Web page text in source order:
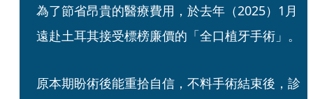
為了節省昂貴的醫療費用，於去年（2025）1月
遠赴土耳其接受標榜廉價的「全口植牙手術」。
原本期盼術後能重拾自信，不料手術結束後，診